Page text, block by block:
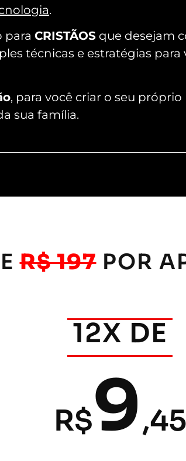
.
para CRISTÃOS que desejam
técnicas e estratégias para
, para você criar o seu
sua família.
R$ 197POR
12X DE
R$9,45